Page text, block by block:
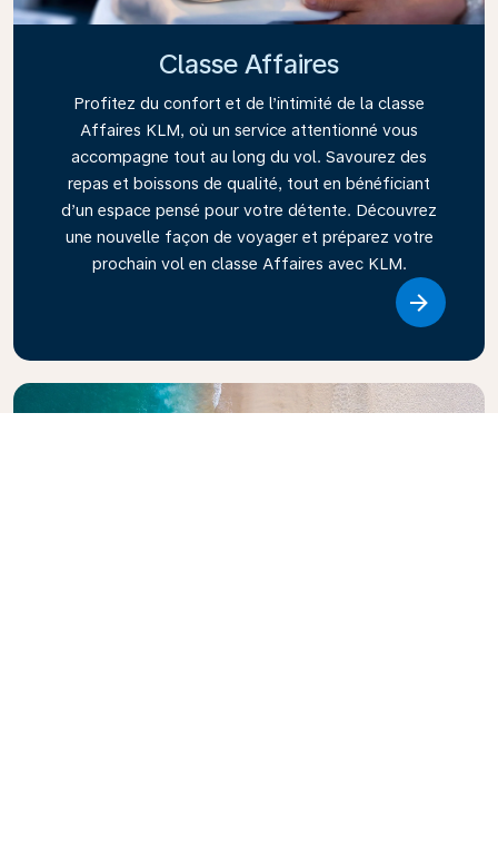
Classe Affaires
Profitez du confort et de l’intimité de la classe
Affaires KLM, où un service attentionné vous
accompagne tout au long du vol. Savourez des
repas et boissons de qualité, tout en bénéficiant
d’un espace pensé pour votre détente. Découvrez
une nouvelle façon de voyager et préparez votre
prochain vol en classe Affaires avec KLM.